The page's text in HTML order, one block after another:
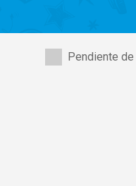
Pendiente